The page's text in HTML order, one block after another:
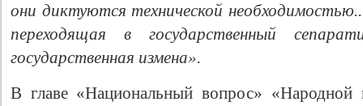
они диктуются технической
переходящая в государственный
государственная измена».
В главе «Национальный вопрос»